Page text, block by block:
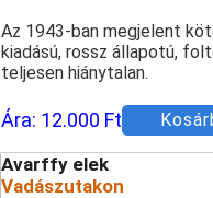
Az 1943-ban megjelent
kiadású, rossz állapotú,
teljesen hiánytalan.
Ára: 12.000 Ft
Avarffy elek
Vadászutakon